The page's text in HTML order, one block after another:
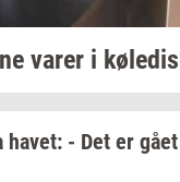
varer i
havet: - Det er